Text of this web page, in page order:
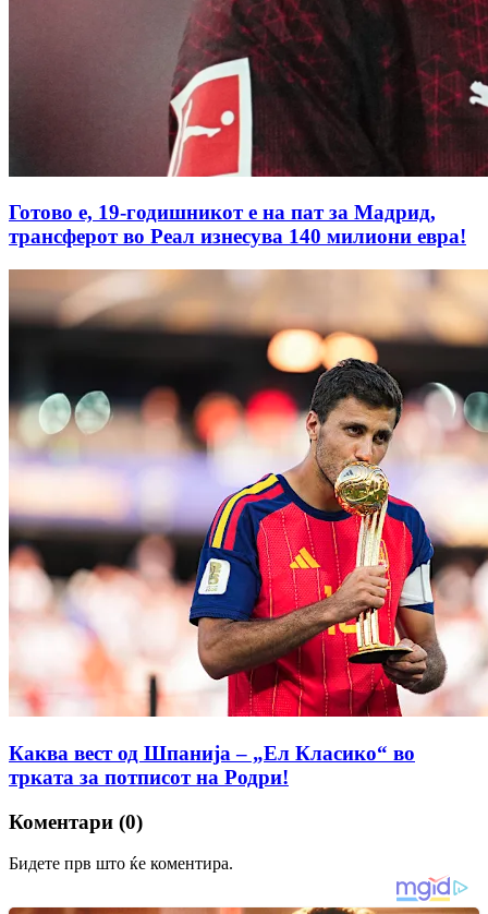
Готово е, 19-годишникот е на пат за Мадрид,
трансферот во Реал изнесува 140 милиони евра!
Каква вест од Шпанија – „Ел Класико“ во
трката за потписот на Родри!
Коментари (0)
Бидете прв што ќе коментира.